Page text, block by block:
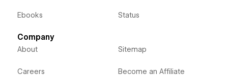
Ebooks Status
Company
About
Careers
Sitemap
Become an Affiliate